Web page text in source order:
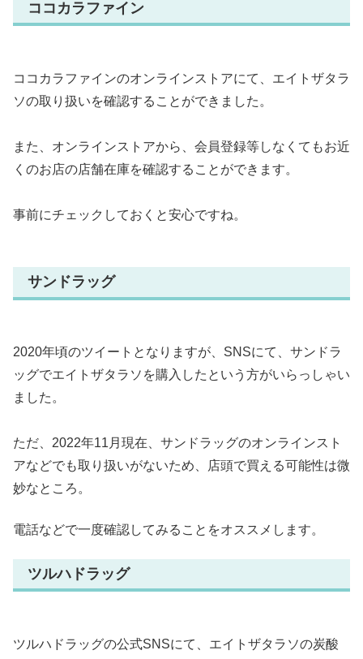
ココカラファイン
ココカラファインのオンラインストアにて、エイトザタラ
ソの取り扱いを確認することができました。
また、オンラインストアから、会員登録等しなくてもお近
くのお店の店舗在庫を確認することができます。
事前にチェックしておくと安心ですね。
サンドラッグ
2020年頃のツイートとなりますが、SNSにて、サンドラ
ッグでエイトザタラソを購入したという方がいらっしゃい
ました。
ただ、2022年11月現在、サンドラッグのオンラインスト
アなどでも取り扱いがないため、店頭で買える可能性は微
妙なところ。
電話などで一度確認してみることをオススメします。
ツルハドラッグ
ツルハドラッグの公式SNSにて、エイトザタラソの炭酸